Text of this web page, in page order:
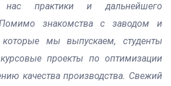
практики и дальнейшего
Помимо знакомства с заводом и
которые мы выпускаем, студенты
проекты по оптимизации
качества производства. Свежий